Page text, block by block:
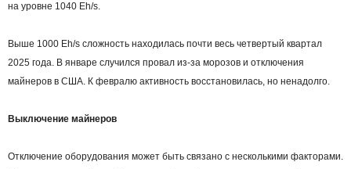
на уровне 1040 Eh/s.
Выше 1000 Eh/s сложность находилась почти весь четвертый квартал
2025 года. В январе случился провал из-за морозов и отключения
майнеров в США. К февралю активность восстановилась, но ненадолго.
Выключение майнеров
Отключение оборудования может быть связано с несколькими факторами.